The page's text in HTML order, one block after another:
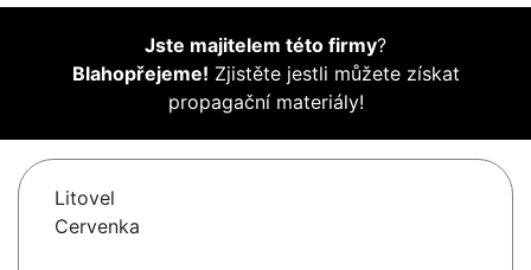
Jste majitelem této firmy?
Blahopřejeme! Zjistěte jestli můžete získat
propagační materiály!
Litovel
Cervenka